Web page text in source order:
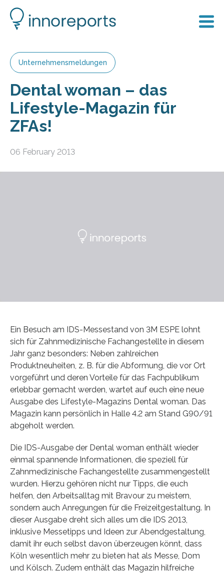
Unternehmensmeldungen
Dental woman – das
Lifestyle-Magazin für
ZFAs!
06 February 2013
Ein Besuch am IDS-Messestand von 3M ESPE lohnt
sich für Zahnmedizinische Fachangestellte in diesem
Jahr ganz besonders: Neben zahlreichen
Produktneuheiten, z. B. für die Abformung, die vor Ort
vorgeführt und deren Vorteile für das Fachpublikum
erlebbar gemacht werden, wartet auf euch eine neue
Ausgabe des Lifestyle-Magazins Dental woman. Das
Magazin kann persönlich in Halle 4.2 am Stand G90/91
abgeholt werden.
Die IDS-Ausgabe der Dental woman enthält wieder
einmal spannende Informationen, die speziell für
Zahnmedizinische Fachangestellte zusammengestellt
wurden. Hierzu gehören nicht nur Tipps, die euch
helfen, den Arbeitsalltag mit Bravour zu meistern,
sondern auch Anregungen für die Freizeitgestaltung. In
dieser Ausgabe dreht sich alles um die IDS 2013,
inklusive Messetipps und Ideen zur Abendgestaltung,
damit ihr euch selbst davon überzeugen könnt, dass
Köln wesentlich mehr zu bieten hat als Messe, Dom
und Kölsch. Zudem enthält das Magazin hilfreiche